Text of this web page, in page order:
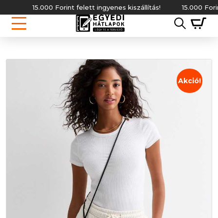
15.000 Forint felett ingyenes kiszállítás! 15.000 Forint
Akció!